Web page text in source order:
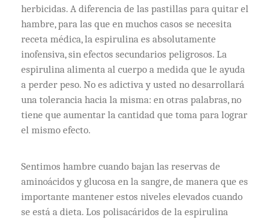
herbicidas. A diferencia de las pastillas para quitar el
hambre, para las que en muchos casos se necesita
receta médica, la espirulina es absolutamente
inofensiva, sin efectos secundarios peligrosos. La
espirulina alimenta al cuerpo a medida que le ayuda
a perder peso. No es adictiva y usted no desarrollará
una tolerancia hacia la misma: en otras palabras, no
tiene que aumentar la cantidad que toma para lograr
el mismo efecto.
Sentimos hambre cuando bajan las reservas de
aminoácidos y glucosa en la sangre, de manera que es
importante mantener estos niveles elevados cuando
se está a dieta. Los polisacáridos de la espirulina